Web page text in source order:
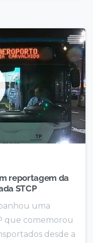
reportagem da
STCP
uma
que comemorou
desde a